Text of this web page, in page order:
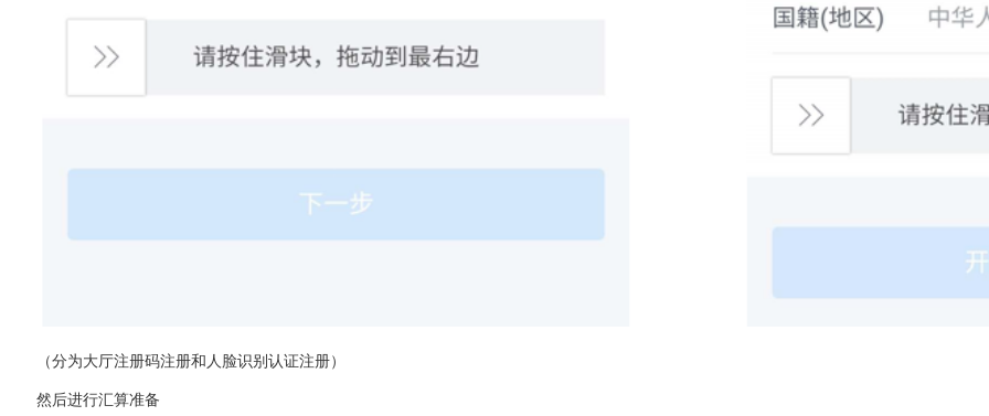
（分为大厅注册码注册和人脸识别认证注册）
然后进行汇算准备